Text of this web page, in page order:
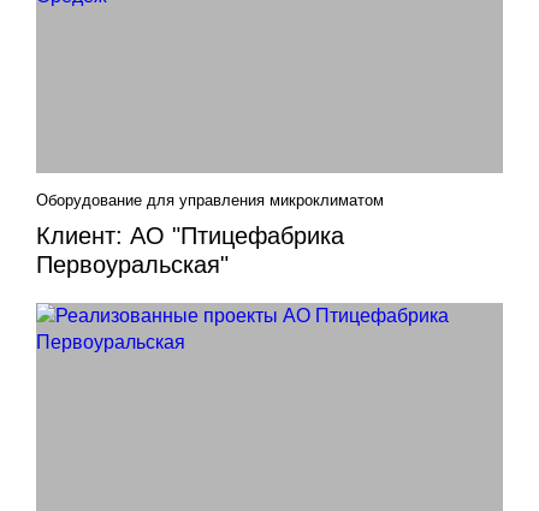
Клиент: АО "Птицефабрика
Первоуральская"
Оборудование для управления микроклиматом